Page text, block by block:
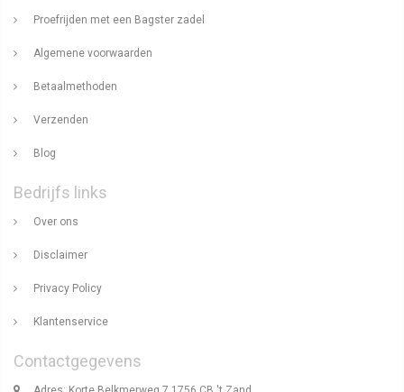
Proefrijden met een Bagster zadel
Algemene voorwaarden
Betaalmethoden
Verzenden
Blog
Bedrijfs links
Over ons
Disclaimer
Privacy Policy
Klantenservice
Contactgegevens